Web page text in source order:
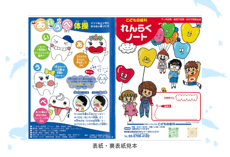
表紙・裏表紙見本